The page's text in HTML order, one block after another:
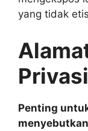
yang tidak
Privasi
Penting